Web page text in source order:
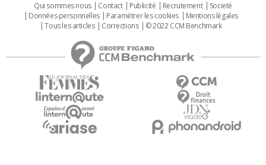
Qui sommes nous Contact Publicité Recrutement
Societé
Données personnelles
Paramétrer les cookies
Mentions légales
Tous les articles
Corrections © 2022 CCM Benchmark